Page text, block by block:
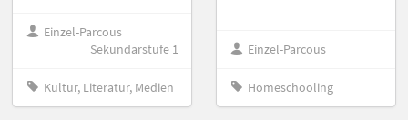
Einzel-Parcous
Sekundarstufe 1
Kultur, Literatur, Medien
Einzel-Parcous
Homeschooling